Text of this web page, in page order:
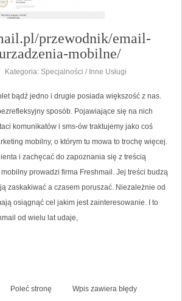
przewodnik/email-
mobilne/
Kategoria: Specjalności / Inne Usługi
bądź jedno i drugie posiada większość z nas.
sposób. Pojawiające się na nich
komunikatów i sms-ów traktujemy jako coś
mobilny, o którym tu mowa to trochę więcej.
i zachęcać do zapoznania się z treścią
prowadzi firma Freshmail. Jej treści budzą
zaskakiwać a czasem poruszać. Niezależnie od
osiągnąć cel jakim jest zainteresowanie. I to
od wielu lat udaje,
Poleć stronę Wpis zawiera błędy